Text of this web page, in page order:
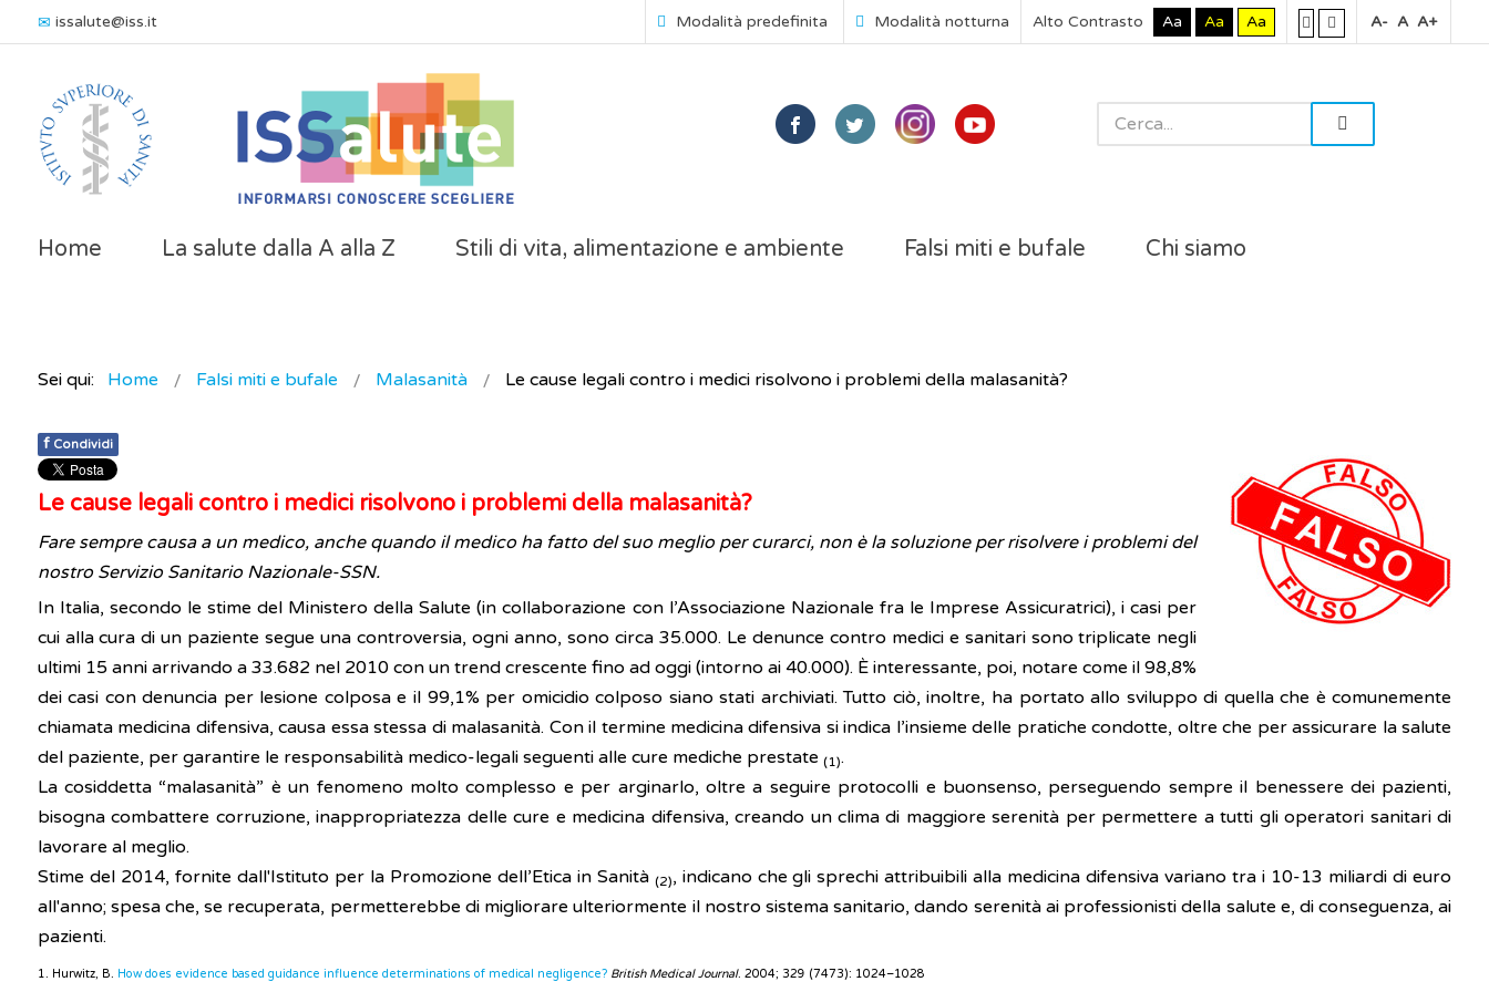
issalute@iss.it Modalità predefinita Modalità notturna Alto Contrasto Aa Aa Aa A- A A+
Home La salute dalla A alla Z Stili di vita, alimentazione e ambiente Falsi miti e bufale Chi siamo
Sei qui: Home Falsi miti e bufale Malasanità Le cause legali contro i medici risolvono i problemi della malasanità?
f Condividi
Le cause legali contro i medici risolvono i problemi della malasanità?
Fare sempre causa a un medico, anche quando il medico ha fatto del suo meglio per curarci, non è la soluzione per risolvere i problemi del
nostro Servizio Sanitario Nazionale-SSN.
In Italia, secondo le stime del Ministero della Salute (in collaborazione con l’Associazione Nazionale fra le Imprese Assicuratrici), i casi per
cui alla cura di un paziente segue una controversia, ogni anno, sono circa 35.000. Le denunce contro medici e sanitari sono triplicate negli
ultimi 15 anni arrivando a 33.682 nel 2010 con un trend crescente fino ad oggi (intorno ai 40.000). È interessante, poi, notare come il 98,8%
dei casi con denuncia per lesione colposa e il 99,1% per omicidio colposo siano stati archiviati. Tutto ciò, inoltre, ha portato allo sviluppo di quella che è comunemente
chiamata medicina difensiva, causa essa stessa di malasanità. Con il termine medicina difensiva si indica l’insieme delle pratiche condotte, oltre che per assicurare la salute
del paziente, per garantire le responsabilità medico-legali seguenti alle cure mediche prestate (1).
La cosiddetta “malasanità” è un fenomeno molto complesso e per arginarlo, oltre a seguire protocolli e buonsenso, perseguendo sempre il benessere dei pazienti,
bisogna combattere corruzione, inappropriatezza delle cure e medicina difensiva, creando un clima di maggiore serenità per permettere a tutti gli operatori sanitari di
lavorare al meglio.
Stime del 2014, fornite dall'Istituto per la Promozione dell’Etica in Sanità (2), indicano che gli sprechi attribuibili alla medicina difensiva variano tra i 10-13 miliardi di euro
all'anno; spesa che, se recuperata, permetterebbe di migliorare ulteriormente il nostro sistema sanitario, dando serenità ai professionisti della salute e, di conseguenza, ai
pazienti.
1. Hurwitz, B. How does evidence based guidance influence determinations of medical negligence? British Medical Journal. 2004; 329 (7473): 1024–1028